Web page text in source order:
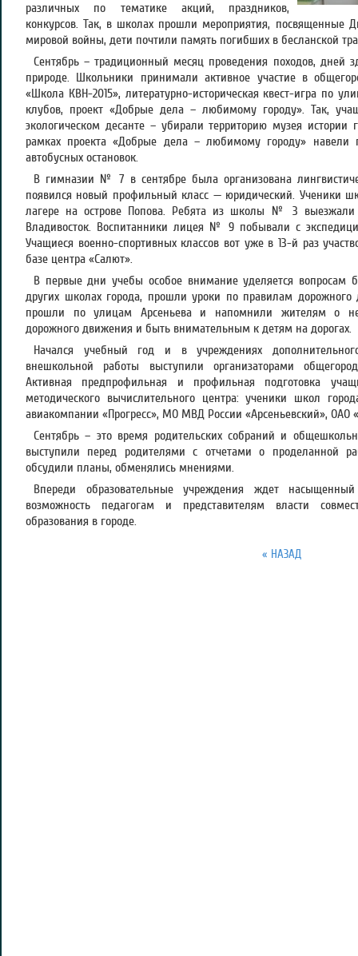
различных по тематике акций, праздников,
конкурсов. Так, в школах прошли мероприятия, посвященные
мировой войны, дети почтили память погибших в бесланской
Сентябрь – традиционный месяц проведения походов, дней
природе. Школьники принимали активное участие в
«Школа КВН-2015», литературно-историческая квест-игра по
клубов, проект «Добрые дела – любимому городу». Так,
экологическом десанте – убирали территорию музея
рамках проекта «Добрые дела – любимому городу» навели
автобусных остановок.
В гимназии № 7 в сентябре была организована
появился новый профильный класс — юридический. Ученики
лагере на острове Попова. Ребята из школы № 3 выезжали
Владивосток. Воспитанники лицея № 9 побывали с
Учащиеся военно-спортивных классов вот уже в 13-й раз
базе центра «Салют».
В первые дни учебы особое внимание уделяется
других школах города, прошли уроки по правилам
прошли по улицам Арсеньева и напомнили жителям о
дорожного движения и быть внимательным к детям на дорогах.
Начался учебный год и в учреждениях
внешкольной работы выступили организаторами
Активная предпрофильная и профильная подготовка
методического вычислительного центра: ученики школ
авиакомпании «Прогресс», МО МВД России «Арсеньевский», ОАО
Сентябрь – это время родительских собраний и
выступили перед родителями с отчетами о проделанной
обсудили планы, обменялись мнениями.
Впереди образовательные учреждения ждет
возможность педагогам и представителям власти
образования в городе.
« НАЗАД